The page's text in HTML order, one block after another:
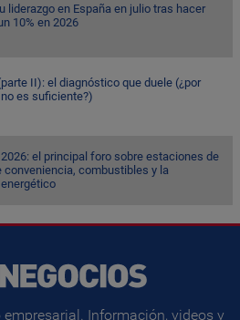
liderazgo en España en julio tras hacer
10% en 2026
II): el diagnóstico que duele (¿por
es suficiente?)
el principal foro sobre estaciones de
conveniencia, combustibles y la
Información, videos y